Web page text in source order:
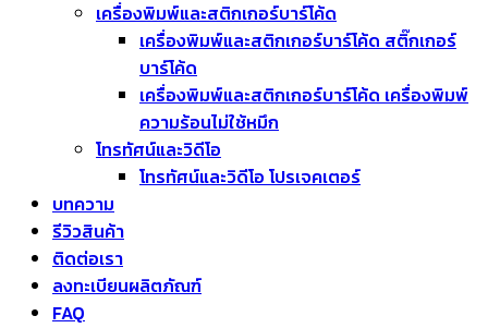
เครื่องพิมพ์และสติกเกอร์บาร์โค้ด
เครื่องพิมพ์และสติกเกอร์บาร์โค้ด สติ๊กเกอร์
บาร์โค้ด
เครื่องพิมพ์และสติกเกอร์บาร์โค้ด เครื่องพิมพ์
ความร้อนไม่ใช้หมึก
โทรทัศน์และวิดีโอ
โทรทัศน์และวิดีโอ โปรเจคเตอร์
บทความ
รีวิวสินค้า
ติดต่อเรา
ลงทะเบียนผลิตภัณฑ์
FAQ